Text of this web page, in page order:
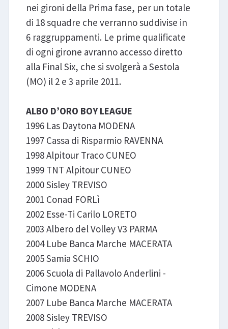
nei gironi della Prima fase, per un totale
di 18 squadre che verranno suddivise in
6 raggruppamenti. Le prime qualificate
di ogni girone avranno accesso diretto
alla Final Six, che si svolgerà a Sestola
(MO) il 2 e 3 aprile 2011.
ALBO D’ORO BOY LEAGUE
1996 Las Daytona MODENA
1997 Cassa di Risparmio RAVENNA
1998 Alpitour Traco CUNEO
1999 TNT Alpitour CUNEO
2000 Sisley TREVISO
2001 Conad FORLì
2002 Esse-Ti Carilo LORETO
2003 Albero del Volley V3 PARMA
2004 Lube Banca Marche MACERATA
2005 Samia SCHIO
2006 Scuola di Pallavolo Anderlini -
Cimone MODENA
2007 Lube Banca Marche MACERATA
2008 Sisley TREVISO